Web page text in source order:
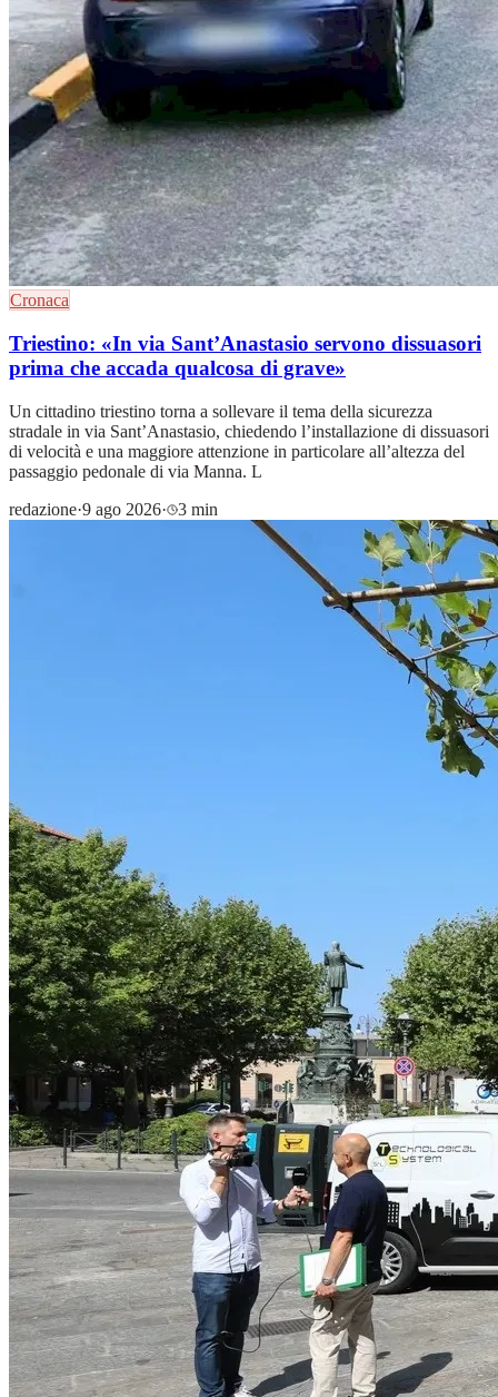
Cronaca
Triestino: «In via Sant’Anastasio servono dissuasori
prima che accada qualcosa di grave»
Un cittadino triestino torna a sollevare il tema della sicurezza
stradale in via Sant’Anastasio, chiedendo l’installazione di dissuasori
di velocità e una maggiore attenzione in particolare all’altezza del
passaggio pedonale di via Manna. L
redazione·9 ago 2026· 3 min